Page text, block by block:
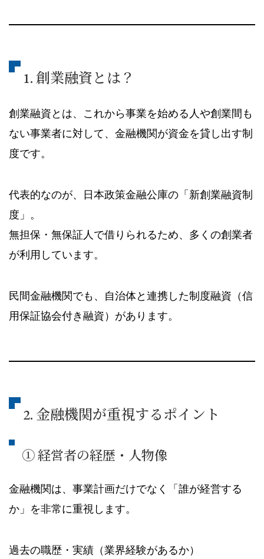
1. 創業融資とは？
創業融資とは、これから事業を始める人や創業間も
ない事業者に対して、金融機関が資金を貸し出す制
度です。
代表的なのが、日本政策金融公庫の「新創業融資制
度」。
無担保・無保証人で借りられるため、多くの創業者
が利用しています。
民間金融機関でも、自治体と連携した制度融資（信
用保証協会付き融資）があります。
2. 金融機関が重視するポイント
① 経営者の経歴・人物像
金融機関は、事業計画だけでなく「誰が経営する
か」を非常に重視します。
過去の職歴・実績（業界経験があるか）